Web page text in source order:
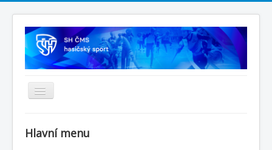
SH ČMS
Hlavní menu